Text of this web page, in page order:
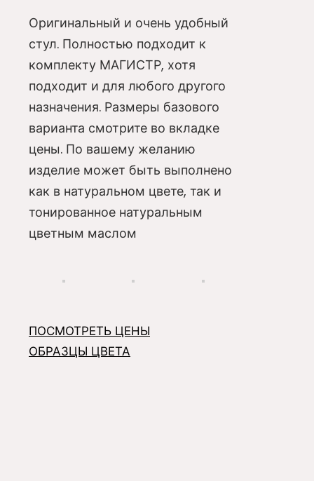
Оригинальный и очень удобный
стул. Полностью подходит к
комплекту МАГИСТР, хотя
подходит и для любого другого
назначения. Размеры базового
варианта смотрите во вкладке
цены. По вашему желанию
изделие может быть выполнено
как в натуральном цвете, так и
тонированное натуральным
цветным маслом
ПОСМОТРЕТЬ ЦЕНЫ
ОБРАЗЦЫ ЦВЕТА